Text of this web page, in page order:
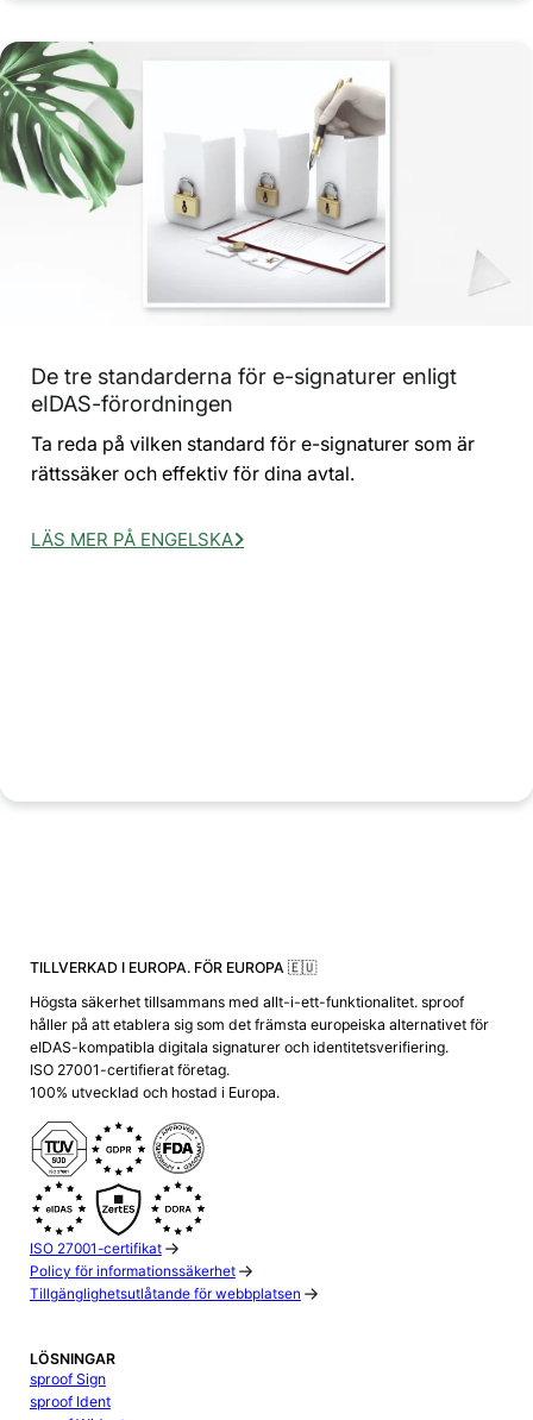
De tre standarderna för e-signaturer enligt
eIDAS-förordningen
Ta reda på vilken standard för e-signaturer som är
rättssäker och effektiv för dina avtal.
LÄS MER PÅ ENGELSKA
TILLVERKAD I EUROPA. FÖR EUROPA 🇪🇺
Högsta säkerhet tillsammans med allt-i-ett-funktionalitet. sproof
håller på att etablera sig som det främsta europeiska alternativet för
eIDAS-kompatibla digitala signaturer och identitetsverifiering.
ISO 27001-certifierat företag.
100% utvecklad och hostad i Europa.
ISO 27001-certifikat
Policy för informationssäkerhet
Tillgänglighetsutlåtande för webbplatsen
LÖSNINGAR
sproof Sign
sproof Ident